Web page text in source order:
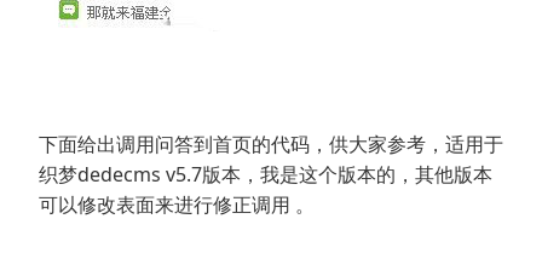
下面给出调用问答到首页的代码，供大家参考，适用于
织梦dedecms v5.7版本，我是这个版本的，其他版本
可以修改表面来进行修正调用 。